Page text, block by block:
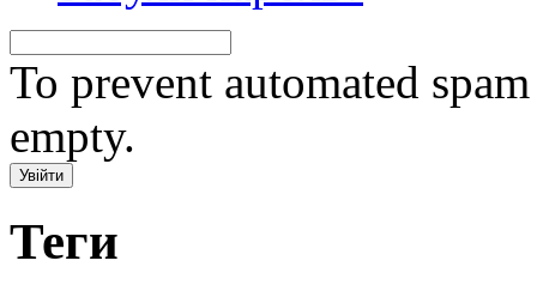
To prevent automated
empty.
Теги